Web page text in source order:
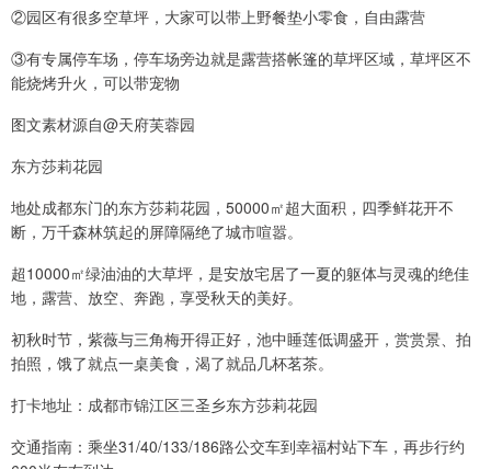
②园区有很多空草坪，大家可以带上野餐垫小零食，自由露营
③有专属停车场，停车场旁边就是露营搭帐篷的草坪区域，草坪区不
能烧烤升火，可以带宠物
图文素材源自@天府芙蓉园
东方莎莉花园
地处成都东门的东方莎莉花园，50000㎡超大面积，四季鲜花开不
断，万千森林筑起的屏障隔绝了城市喧嚣。
超10000㎡绿油油的大草坪，是安放宅居了一夏的躯体与灵魂的绝佳
地，露营、放空、奔跑，享受秋天的美好。
初秋时节，紫薇与三角梅开得正好，池中睡莲低调盛开，赏赏景、拍
拍照，饿了就点一桌美食，渴了就品几杯茗茶。
打卡地址：成都市锦江区三圣乡东方莎莉花园
交通指南：乘坐31/40/133/186路公交车到幸福村站下车，再步行约